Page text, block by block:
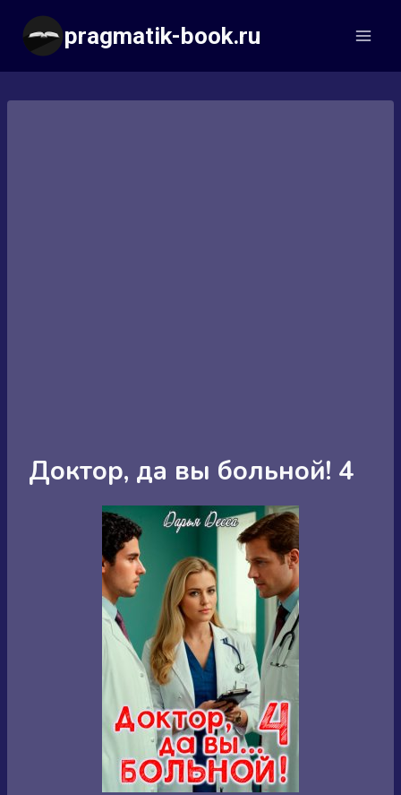
Перейти
содержимому
pragmatik-book.ru
Доктор, да вы больной! 4